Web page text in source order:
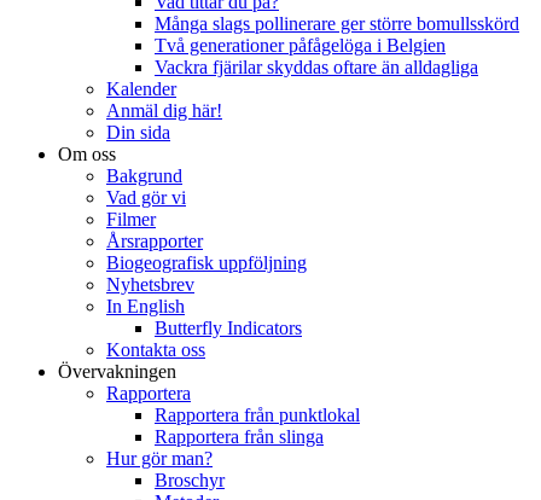
Många slags pollinerare ger större bomullsskörd
Två generationer påfågelöga i Belgien
Vackra fjärilar skyddas oftare än alldagliga
Kalender
Anmäl dig här!
Din sida
Om oss
Bakgrund
Vad gör vi
Filmer
Årsrapporter
Biogeografisk uppföljning
Nyhetsbrev
In English
Butterfly Indicators
Kontakta oss
Övervakningen
Rapportera
Rapportera från punktlokal
Rapportera från slinga
Hur gör man?
Broschyr